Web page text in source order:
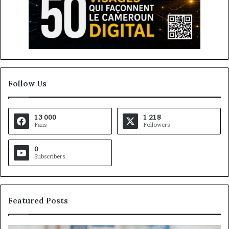
Follow Us
13 000
Fans
1 218
Followers
0
Subscribers
Featured Posts